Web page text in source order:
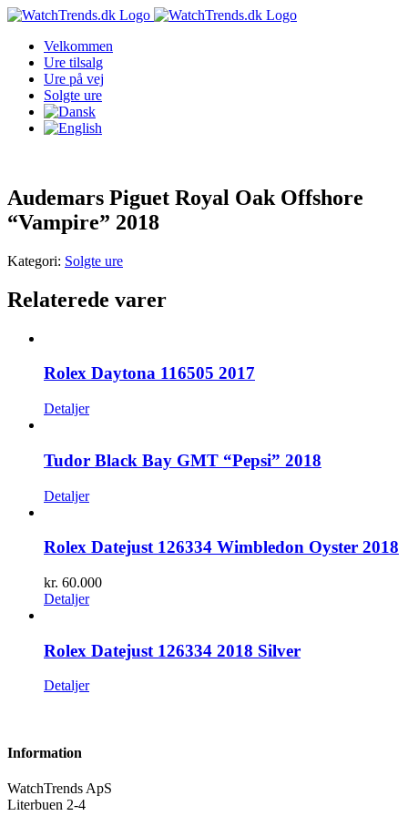
Skip
contentVelkommen
Ure tilsalg
Ure på vej
Solgte ure
Audemars Piguet Royal Oak Offshore
“Vampire” 2018
Kategori: Solgte ure
Relaterede varer
Rolex Daytona 116505 2017
Detaljer
Tudor Black Bay GMT “Pepsi” 2018
Detaljer
Rolex Datejust 126334 Wimbledon Oyster 2018
kr. 60.000
Detaljer
Rolex Datejust 126334 2018 Silver
Detaljer
Information
WatchTrends ApS
Literbuen 2-4